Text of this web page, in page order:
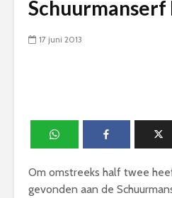
Schuurmanserf
17 juni 2013
Om omstreeks half twee
gevonden aan de